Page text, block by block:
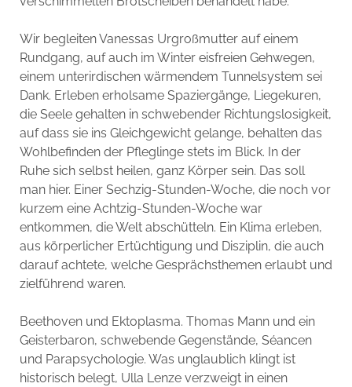
Wir begleiten Vanessas Urgroßmutter auf einem
Rundgang, auf auch im Winter eisfreien Gehwegen,
einem unterirdischen wärmendem Tunnelsystem sei
Dank. Erleben erholsame Spaziergänge, Liegekuren,
die Seele gehalten in schwebender Richtungslosigkeit,
auf dass sie ins Gleichgewicht gelange, behalten das
Wohlbefinden der Pfleglinge stets im Blick. In der
Ruhe sich selbst heilen, ganz Körper sein. Das soll
man hier. Einer Sechzig-Stunden-Woche, die noch vor
kurzem eine Achtzig-Stunden-Woche war
entkommen, die Welt abschütteln. Ein Klima erleben,
aus körperlicher Ertüchtigung und Disziplin, die auch
darauf achtete, welche Gesprächsthemen erlaubt und
zielführend waren.
Beethoven und Ektoplasma. Thomas Mann und ein
Geisterbaron, schwebende Gegenstände, Séancen
und Parapsychologie. Was unglaublich klingt ist
historisch belegt, Ulla Lenze verzweigt in einen